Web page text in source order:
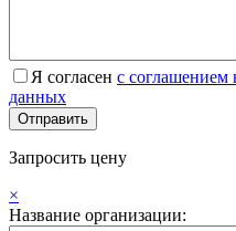
Я согласен с соглашением
данных
Запросить цену
×
Название организации: